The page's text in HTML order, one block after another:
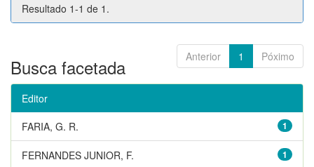
Resultado 1-1 de 1.
Anterior 1 Póximo
Busca facetada
Editor
1
FARIA, G. R.
1
FERNANDES JUNIOR, F.